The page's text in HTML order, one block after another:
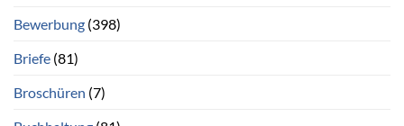
Bewerbung (398)
Briefe (81)
Broschüren (7)